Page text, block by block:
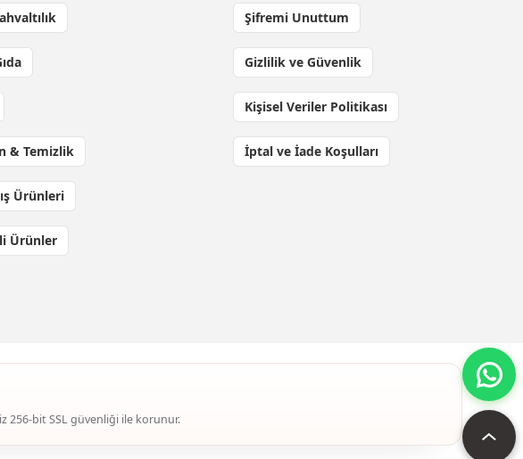
& Temizlik
Ürünleri
Ürünler
Şifremi Unuttum
Gizlilik ve Güvenlik
Kişisel Veriler Politikası
İptal ve İade Koşulları
256-bit SSL güvenliği ile korunur.